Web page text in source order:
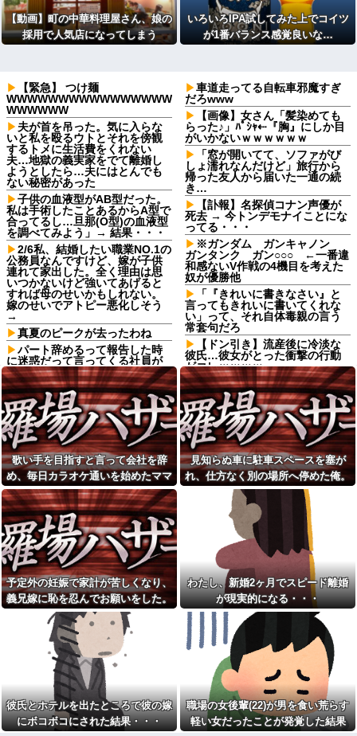
【動画】町の中華料理屋さん、娘の
採用で人気店になってしまう
いろいろIPA試してみた上でコイツ
が1番バランス感覚良いな…
【緊急】 つけ麺
WWWWWWWWWWWWWWWW
WWWWWW
夫が首を吊った。気に入らな
いと私を殴るウトとそれを傍観
するトメに生活費をくれない
夫…地獄の義実家をでて離婚し
ようとしたら…夫にはとんでも
ない秘密があった
子供の血液型がAB型だった。
私は手術したことあるからA型で
合ってるし…旦那(O型)の血液型
を調べてみよう」→ 結果・・・
2/6私、結婚したい職業NO.1の
公務員なんですけど、嫁が子供
連れて家出した。全く理由は思
いつかないけど強いてあげると
すれば母のせいかもしれない。
嫁のせいでアトピー悪化しそう
→
真夏のピークが去ったわね
パート辞めるって報告した時
に迷惑だって言ってくる社員が
いて、その人の不満を言い返し
てしまった
ATMで何度も入出金を繰り返
す人に声をかけた若い女性にモ
ヤっとする。若い人ってそんな
余裕ないのかな？
友達の家に遊びに行ったらア
ルバムに私の写真が飾ってあっ
た。しかも私が知らない写真
レストランで。夫婦「今日は
娘の誕生日なんです」店員
「少々お待ちください」→運ば
れてきた"あるもの"に思わず涙
がこぼれて…
何度もお金を貸してきたシン
ママ妹が、今度はランドセル代
と制服代まで要求してきた。そ
の裏事情を知って頭を抱えるこ
とに…
お前ら「日本も核武装汁！」
←１万発の核弾頭どこに
イーロン・マスク「中国のロ
ボットはデタラメで遠隔操作し
てるだけ」
【画像】森高千里(55) 「ミニ
スカートはとてもムリよ若い子
には負けるわ」←ワイらにはブ
ッ刺さりまくってしまうw w w
w w w
車道走ってる自転車邪魔すぎ
だろwww
【画像】女さん「髪染めても
らった♪」ﾊﾟｼｬ⇠『胸』にしか目
がいかないｗｗｗｗｗｗ
「窓が開いてて、ソファがび
しょ濡れなんだけど」旅行から
帰った友人から届いた一通の続
き…
【訃報】名探偵コナン声優が
死去 → 今トンデモナイことにな
ってる・・・
※ガンダム ガンキャノン
ガンタンク ガン○○○ ←一番違
和感ないV作戦の4機目を考えた
奴が優勝他
「『きれいに書きなさい』と
言ってもきれいに書いてくれな
い」って、それ自体毒親の言う
常套句だろ
【ドン引き】流産後に冷淡な
彼氏…彼女がとった衝撃の行動
がコレｗｗｗｗ
日頃からセクハラ三昧で毎回
周囲に〆られても反省しないウ
トに、とうとう後ろから抱きつ
かれて胸を掴まれた → 私は肘で
ウトの腹を思い切りどついて、○
玉あたりを蹴飛ばし…
【正論】彫り師YouTuber「刺
青タトゥー入れてる奴は全員バ
カです。偏見は正しい。すごい
民度低い」
【朗報】寺田心、週6ジム通い
で体重62kg→82kgに
wwwwwwww
スッポン解体動画を見る彼女
「美味しそう♪」→俺「生きたま
ま捌かれて可哀想だろ！サイコ
パスか？」←お前らどっち？
「仕事にあぶれたから雇って
ほしい、なんでもする」とキチ
ママがやってきた
トメ「お腹の子は孫と認めな
い！」とイキるクソトメに父親
不明のコトメ子を引き合いに出
した私。トメ「米軍の血筋
よ！」私「〇〇じゃないです
か」←得体の知れない～はお前
（コトメ）のところだろｗ
【衝撃】秋田県の超エリート
幹部、オンライン会見に「バス
歌い手を目指すと言って会社を辞
め、毎日カラオケ通いを始めたママ
友。嫌な予感は見事に当たってしま
い…
見知らぬ車に駐車スペースを塞が
れ、仕方なく別の場所へ停めた俺。
気づけばパトカーまで来る騒ぎにな
って…
予定外の妊娠で家計が苦しくなり、
義兄嫁に恥を忍んでお願いをした。
その返事が予想外すぎて…
わたし、新婚2ヶ月でスピード離婚
が現実的になる・・・
彼氏とホテルを出たところで彼の嫁
にボコボコにされた結果・・・
職場の女後輩(22)が男を食い荒らす
軽い女だったことが発覚した結果